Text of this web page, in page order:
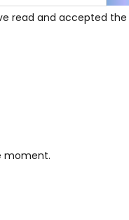
read and accepted the
moment.